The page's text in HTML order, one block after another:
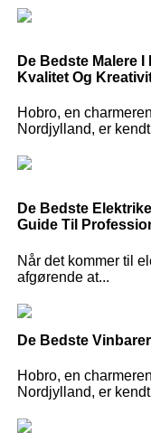
De Bedste Malere
Kvalitet Og
Hobro, en
Nordjylland, er kendt
De Bedste
Guide Til
Når det kommer til
afgørende at...
De Bedste
Hobro, en
Nordjylland, er kendt